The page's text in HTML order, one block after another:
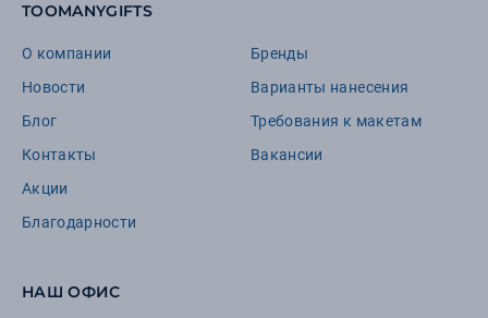
TOOMANYGIFTS
О компании
Новости
Блог
Контакты
Акции
Благодарности
Бренды
Варианты нанесения
Требования к макетам
Вакансии
НАШ ОФИС